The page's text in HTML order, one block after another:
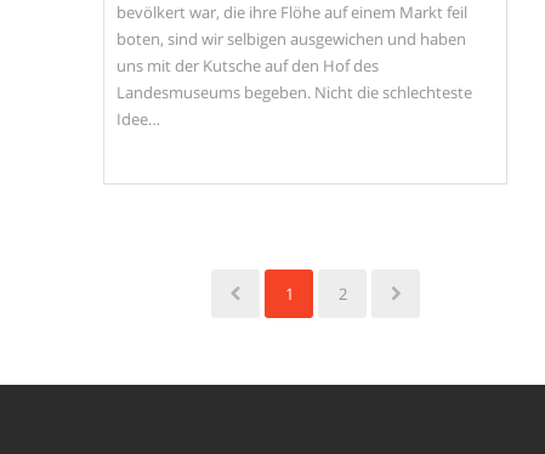
bevölkert war, die ihre Flöhe auf einem Markt feil
boten, sind wir selbigen ausgewichen und haben
uns mit der Kutsche auf den Hof des
Landesmuseums begeben. Nicht die schlechteste
Idee…
1 2